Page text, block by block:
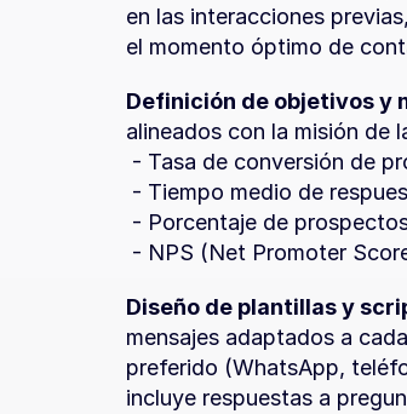
en las interacciones
el momento óptimo de
Definición de objetivos y
alineados con la misión de
- Tasa de conversión de
- Tiempo medio de
- Porcentaje de
- NPS (Net Promoter
Diseño de plantillas y
mensajes adaptados a
preferido (WhatsApp,
incluye respuestas a